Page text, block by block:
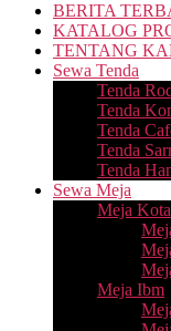
BERITA
KATALOG
TENTANG
Sewa Tenda
Tenda
Tenda
Tenda
Tenda
Tenda
Sewa Meja
Meja
Meja Ibm